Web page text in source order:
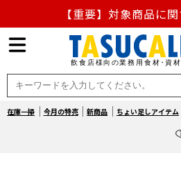
【重要】対象商品に
【重要】熊本地震の影響による
熊本県熊本地方を震源とする地
届け遅延に
在庫一掃 今月の特売 新商品 ちょい足しアイテム